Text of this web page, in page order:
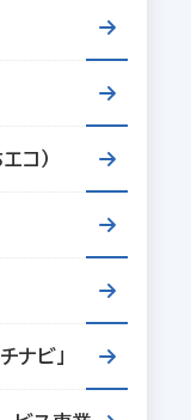
コ）
ナビ」